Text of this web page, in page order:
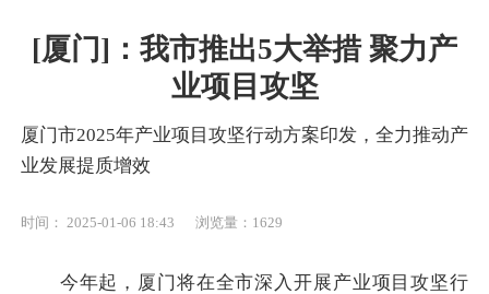
[厦门]：我市推出5大举措 聚力产
业项目攻坚
厦门市2025年产业项目攻坚行动方案印发，全力推动产
业发展提质增效
时间： 2025-01-06 18:43 浏览量：1629
今年起，厦门将在全市深入开展产业项目攻坚行